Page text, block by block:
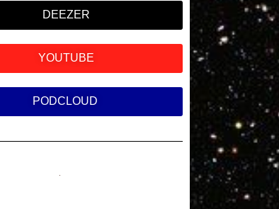
DEEZER
YOUTUBE
PODCLOUD